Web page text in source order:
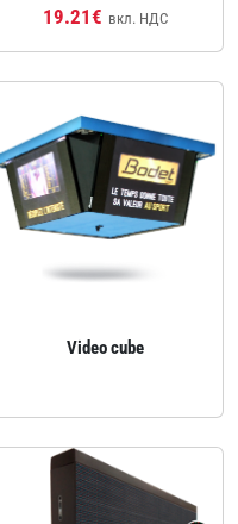
19.21€ вкл. НДС
Video cube